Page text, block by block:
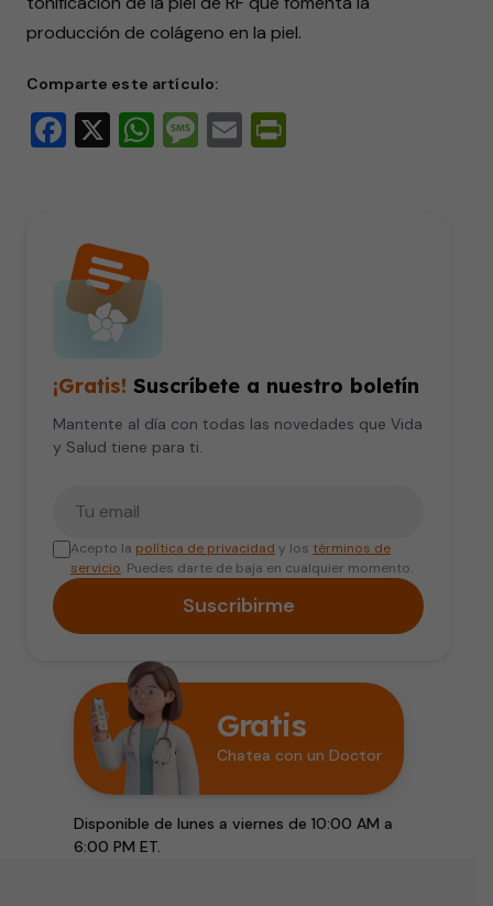
1
minute,
36
producción de colágeno en la piel.
Comparte este artículo:
Facebook
X WhatsApp
Message
Email
¡Gratis! Suscríbete a nuestro boletín
Mantente al día con todas las novedades que Vida
y Salud tiene para ti.
Acepto la política de privacidad y los términos de
servicio. Puedes darte de baja en cualquier momento.
Suscribirme
Gratis
Chatea con un Doctor
Disponible de lunes a viernes de 10:00 AM a
6:00 PM ET.